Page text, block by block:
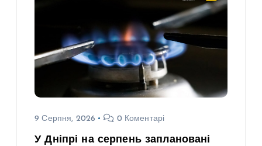
9 Серпня, 2026 0 Коментарі
У Дніпрі на серпень заплановані